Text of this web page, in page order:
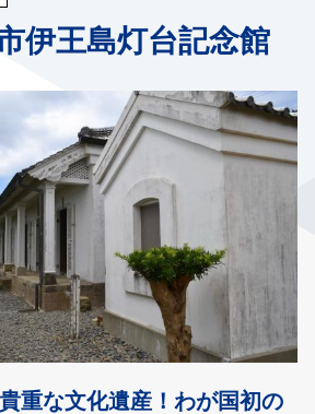
伊王島灯台記念館
重な文化遺産！わが国初の